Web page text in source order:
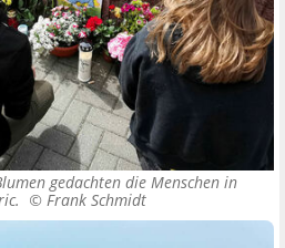
gedachten die Menschen in
© Frank Schmidt